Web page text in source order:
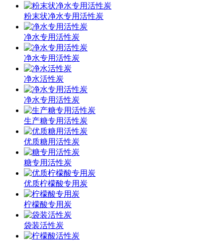
粉末状净水专用活性炭
净水专用活性炭
净水专用活性炭
净水活性炭
净水专用活性炭
生产糖专用活性炭
优质糖用活性炭
糖专用活性炭
优质柠檬酸专用炭
柠檬酸专用炭
袋装活性炭